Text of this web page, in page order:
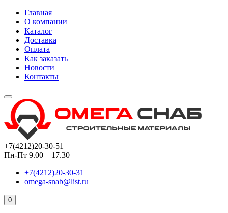
Главная
О компании
Каталог
Доставка
Оплата
Как заказать
Новости
Контакты
+7(4212)20-30-51
Пн-Пт 9.00 – 17.30
+7(4212)20-30-31
omega-snab@list.ru
0